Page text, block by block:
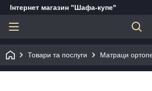
Інтернет магазин "Шафа-купе"
Товари та послуги Матраци